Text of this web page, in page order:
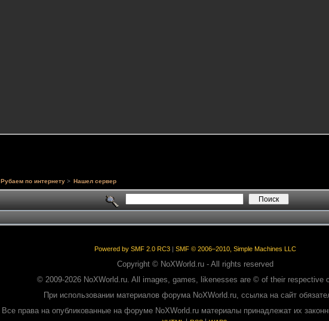
Рубаем по интернету> Нашел сервер
Powered by SMF 2.0 RC3| SMF © 2006–2010, Simple Machines LLC
Copyright © NoXWorld.ru - All rights reserved
© 2009-2026 NoXWorld.ru. All images, games, likenesses are © of their respective
При использовании материалов форума NoXWorld.ru, ссылка на сайт
Все права на опубликованные на форуме NoXWorld.ru материалы принадлежат их